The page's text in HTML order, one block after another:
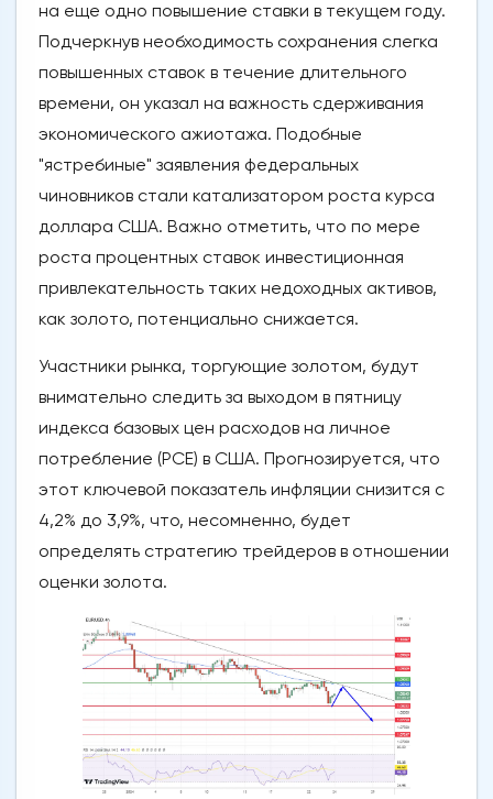
на еще одно повышение ставки в текущем году.
Подчеркнув необходимость сохранения слегка
повышенных ставок в течение длительного
времени, он указал на важность сдерживания
экономического ажиотажа. Подобные
"ястребиные" заявления федеральных
чиновников стали катализатором роста курса
доллара США. Важно отметить, что по мере
роста процентных ставок инвестиционная
привлекательность таких недоходных активов,
как золото, потенциально снижается.
Участники рынка, торгующие золотом, будут
внимательно следить за выходом в пятницу
индекса базовых цен расходов на личное
потребление (PCE) в США. Прогнозируется, что
этот ключевой показатель инфляции снизится с
4,2% до 3,9%, что, несомненно, будет
определять стратегию трейдеров в отношении
оценки золота.